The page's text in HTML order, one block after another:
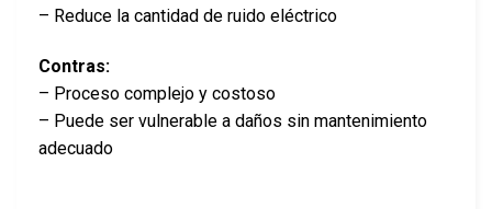
– Reduce la cantidad de ruido eléctrico
Contras:
– Proceso complejo y costoso
– Puede ser vulnerable a daños sin mantenimiento
adecuado